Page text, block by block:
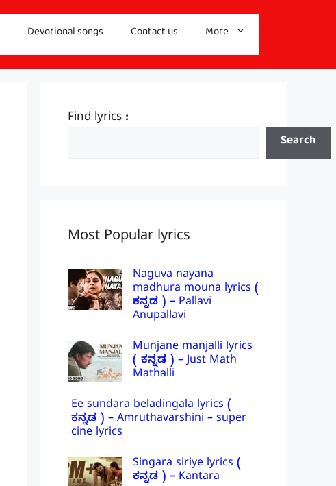
Devotional songs Contact us More
Find lyrics :
Search
Most Popular lyrics
Naguva nayana
madhura mouna lyrics (
ಕನ್ನಡ ) – Pallavi
Anupallavi
Munjane manjalli lyrics
( ಕನ್ನಡ ) – Just Math
Mathalli
Ee sundara beladingala lyrics (
ಕನ್ನಡ ) – Amruthavarshini – super
cine lyrics
Singara siriye lyrics (
ಕನ್ನಡ ) – Kantara